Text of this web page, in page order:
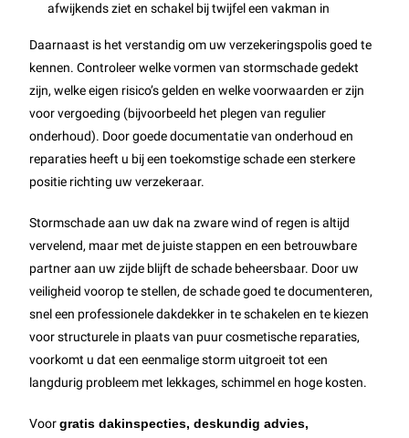
afwijkends ziet en schakel bij twijfel een vakman in
Daarnaast is het verstandig om uw verzekeringspolis goed te
kennen. Controleer welke vormen van stormschade gedekt
zijn, welke eigen risico’s gelden en welke voorwaarden er zijn
voor vergoeding (bijvoorbeeld het plegen van regulier
onderhoud). Door goede documentatie van onderhoud en
reparaties heeft u bij een toekomstige schade een sterkere
positie richting uw verzekeraar.
Stormschade aan uw dak na zware wind of regen is altijd
vervelend, maar met de juiste stappen en een betrouwbare
partner aan uw zijde blijft de schade beheersbaar. Door uw
veiligheid voorop te stellen, de schade goed te documenteren,
snel een professionele dakdekker in te schakelen en te kiezen
voor structurele in plaats van puur cosmetische reparaties,
voorkomt u dat een eenmalige storm uitgroeit tot een
langdurig probleem met lekkages, schimmel en hoge kosten.
Voorgratis dakinspecties, deskundig advies,